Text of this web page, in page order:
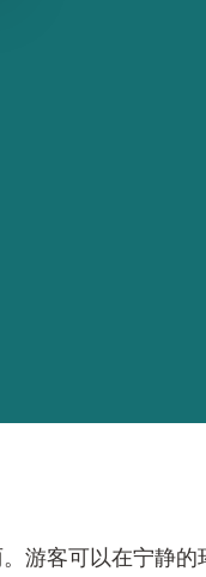
游客可以在宁静